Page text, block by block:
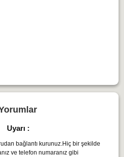
Uyarı :
bağlantı kurunuz.Hiç bir şekilde
ve telefon numaranız gibi